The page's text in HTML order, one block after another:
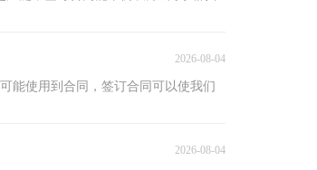
2026-08-04
能使用到合同，签订合同可以使我们
2026-08-04